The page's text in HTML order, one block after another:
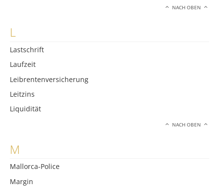
NACH OBEN
L
Lastschrift
Laufzeit
Leibrentenversicherung
Leitzins
Liquidität
NACH OBEN
M
Mallorca-Police
Margin